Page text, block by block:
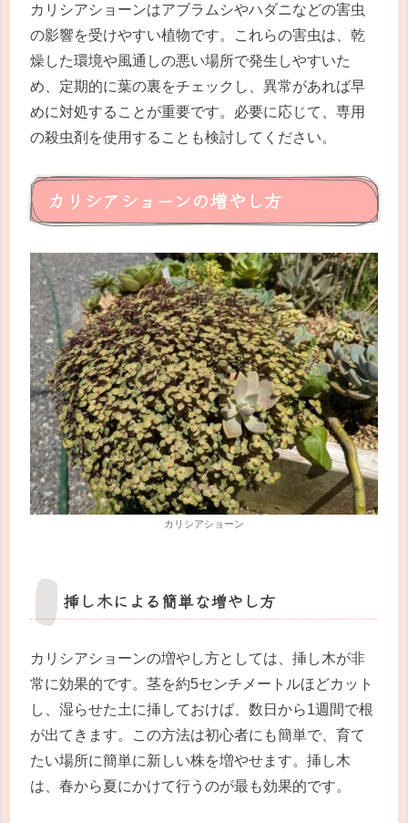
カリシアショーンはアブラムシやハダニなどの害虫
の影響を受けやすい植物です。これらの害虫は、乾
燥した環境や風通しの悪い場所で発生しやすいた
め、定期的に葉の裏をチェックし、異常があれば早
めに対処することが重要です。必要に応じて、専用
の殺虫剤を使用することも検討してください。
カリシアショーンの増やし方
カリシアショーン
挿し木による簡単な増やし方
カリシアショーンの増やし方としては、挿し木が非
常に効果的です。茎を約5センチメートルほどカット
し、湿らせた土に挿しておけば、数日から1週間で根
が出てきます。この方法は初心者にも簡単で、育て
たい場所に簡単に新しい株を増やせます。挿し木
は、春から夏にかけて行うのが最も効果的です。